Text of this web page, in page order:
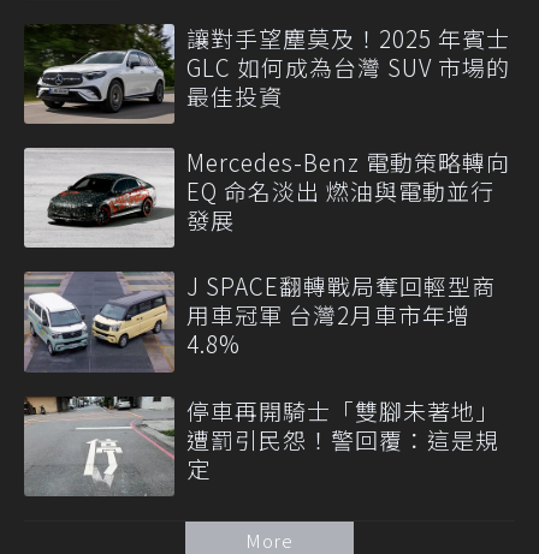
讓對手望塵莫及！2025 年賓士
GLC 如何成為台灣 SUV 市場的
最佳投資
Mercedes-Benz 電動策略轉向
EQ 命名淡出 燃油與電動並行
發展
J SPACE翻轉戰局奪回輕型商
用車冠軍 台灣2月車市年增
4.8%
停車再開騎士「雙腳未著地」
遭罰引民怨！警回覆：這是規
定
More